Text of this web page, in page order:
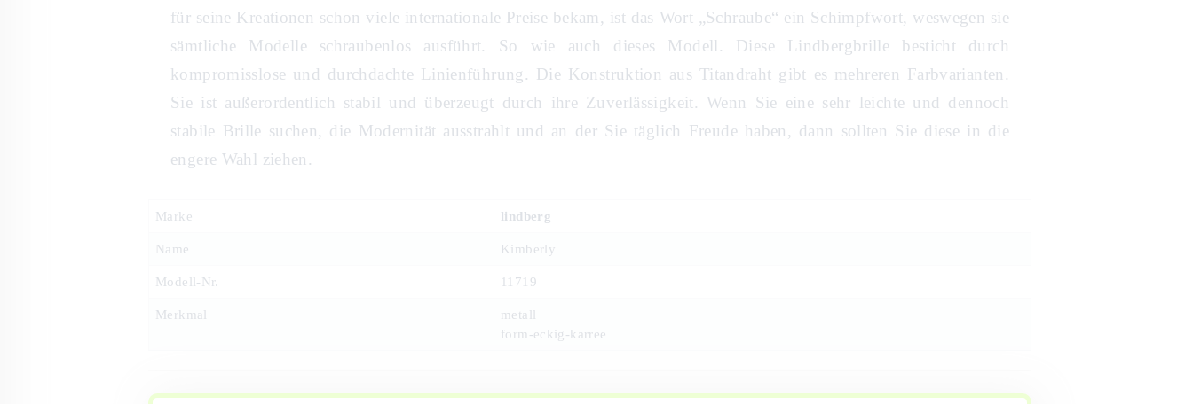
für seine Kreationen schon viele internationale Preise bekam, ist das Wort „Schraube“ ein Schimpfwort, weswegen sie
sämtliche Modelle schraubenlos ausführt. So wie auch dieses Modell. Diese Lindbergbrille besticht durch
kompromisslose und durchdachte Linienführung. Die Konstruktion aus Titandraht gibt es mehreren Farbvarianten.
Sie ist außerordentlich stabil und überzeugt durch ihre Zuverlässigkeit. Wenn Sie eine sehr leichte und dennoch
stabile Brille suchen, die Modernität ausstrahlt und an der Sie täglich Freude haben, dann sollten Sie diese in die
engere Wahl ziehen.
Marke lindberg
Name Kimberly
Modell-Nr. 11719
Merkmal
metall
form-eckig-karree